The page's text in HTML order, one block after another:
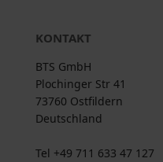
KONTAKT
BTS GmbH
Plochinger Str 41
73760 Ostfildern
Deutschland
Tel +49 711 633 47 127